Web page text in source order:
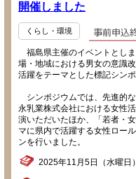
開催しました
くらし・環境
福島県主催のイベントとし
場・地域における男女の意識
活躍をテーマとした標記シン
シンポジウムでは、先進的
永乳業株式会社における女性
演いただいたほか、「若者・
マに県内で活躍する女性ロー
ンを行いました。
2025年11月5日（水曜日